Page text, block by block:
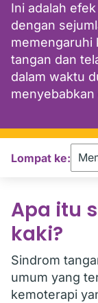
Ini adalah
dengan
memengaruhi
tangan dan
dalam waktu
Lompat ke:
Apa itu
kaki?
Sindrom
umum yang
kemoterapi